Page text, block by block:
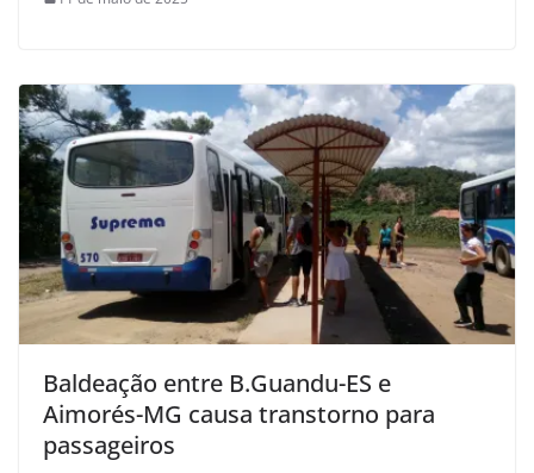
Baldeação entre B.Guandu-ES e
Aimorés-MG causa transtorno para
passageiros